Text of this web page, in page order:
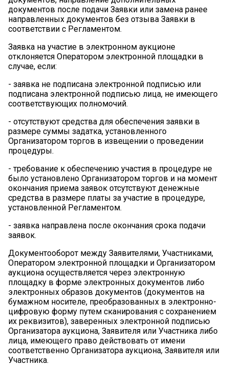
документов после подачи Заявки или замена ранее
направленных документов без отзыва Заявки в
соответствии с Регламентом.
Заявка на участие в электронном аукционе
отклоняется Оператором электронной площадки в
случае, если:
- заявка не подписана электронной подписью или
подписана электронной подписью лица, не имеющего
соответствующих полномочий.
- отсутствуют средства для обеспечения заявки в
размере суммы задатка, установленного
Организатором торгов в извещении о проведении
процедуры.
- требование к обеспечению участия в процедуре не
было установлено Организатором торгов и на момент
окончания приема заявок отсутствуют денежные
средства в размере платы за участие в процедуре,
установленной Регламентом.
- заявка направлена после окончания срока подачи
заявок.
Документооборот между Заявителями, Участниками,
Оператором электронной площадки и Организатором
аукциона осуществляется через электронную
площадку в форме электронных документов либо
электронных образов документов (документов на
бумажном носителе, преобразованных в электронно-
цифровую форму путем сканирования с сохранением
их реквизитов), заверенных электронной подписью
Организатора аукциона, Заявителя или Участника либо
лица, имеющего право действовать от имени
соответственно Организатора аукциона, Заявителя или
Участника.